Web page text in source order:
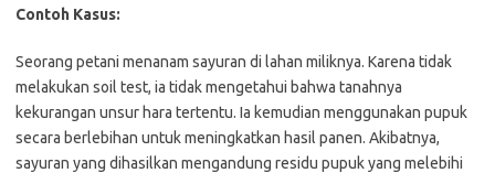
Contoh Kasus:
Seorang petani menanam sayuran di lahan miliknya. Karena tidak
melakukan soil test, ia tidak mengetahui bahwa tanahnya
kekurangan unsur hara tertentu. Ia kemudian menggunakan pupuk
secara berlebihan untuk meningkatkan hasil panen. Akibatnya,
sayuran yang dihasilkan mengandung residu pupuk yang melebihi